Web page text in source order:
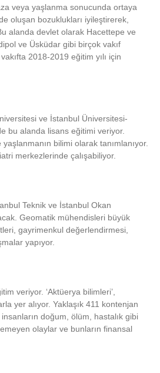
veya yaşlanma sonucunda ortaya
oluşan bozuklukları iyileştirerek,
alanda devlet olarak Hacettepe ve
ve Üsküdar gibi birçok vakıf
2018-2019 eğitim yılı için
ve İstanbul Üniversitesi-
bu alanda lisans eğitimi veriyor.
bilimi olarak tanımlanıyor.
merkezlerinde çalışabiliyor.
Teknik ve İstanbul Okan
Geomatik mühendisleri büyük
gayrimenkul değerlendirmesi,
yapıyor.
veriyor. ‘Aktüerya bilimleri’,
yer alıyor. Yaklaşık 411 kontenjan
doğum, ölüm, hastalık gibi
olaylar ve bunların finansal